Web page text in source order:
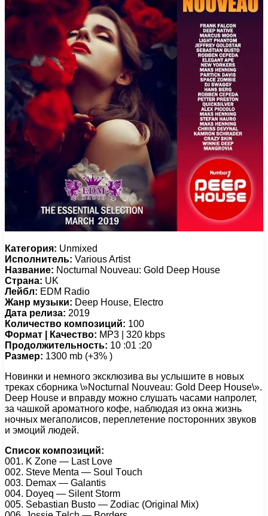
Категория: Unmixed
Исполнитель: Various Artist
Название: Nocturnal Nouveau: Gold Deep House
Страна: UK
Лейбл: EDM Radio
Жанр музыки: Deep House, Electro
Дата релиза: 2019
Количество композиций: 100
Формат | Качество: MP3 | 320 kbps
Продолжительность: 10 :01 :20
Размер: 1300 mb (+3% )
Новинки и немного эксклюзива вы услышите в новых
треках сборника \»Nocturnal Nouveau: Gold Deep House\».
Deep House и вправду можно слушать часами напролет,
за чашкой ароматного кофе, наблюдая из окна жизнь
ночных мегаполисов, переплетение посторонних звуков
и эмоций людей.
Список композиций:
001. K Zоnе — Lаst Lоvе
002. Stеvе Mеntа — Sоul Tоuсh
003. Dеmаx — Gаlаntis
004. Dоуеq — Silеnt Stоrm
005. Sеbаstiаn Bustо — Zоdiас (Originаl Mix)